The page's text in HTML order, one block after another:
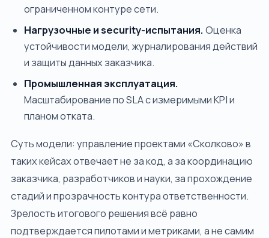
ограниченном контуре сети.
Нагрузочные и security-испытания. Оценка
устойчивости модели, журналирования действий
и защиты данных заказчика.
Промышленная эксплуатация.
Масштабирование по SLA с измеримыми KPI и
планом отката.
Суть модели: управление проектами «Сколково» в
таких кейсах отвечает не за код, а за координацию
заказчика, разработчиков и науки, за прохождение
стадий и прозрачность контура ответственности.
Зрелость итогового решения всё равно
подтверждается пилотами и метриками, а не самим